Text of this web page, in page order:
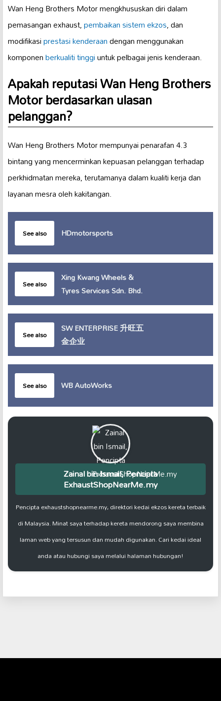
Wan Heng Brothers Motor mengkhususkan diri dalam
pemasangan exhaust,pembaikan sistem ekzos, dan
modifikasiprestasi kenderaandengan menggunakan
komponenberkualiti tinggiuntuk pelbagai jenis kenderaan.
Apakah reputasi Wan Heng Brothers
Motor berdasarkan ulasan
pelanggan?
Wan Heng Brothers Motor mempunyai penarafan 4.3
bintang yang mencerminkan kepuasan pelanggan terhadap
perkhidmatan mereka, terutamanya dalam kualiti kerja dan
layanan mesra oleh kakitangan.
See also HDmotorsports
See also
Xing Kwang Wheels &
Tyres Services Sdn. Bhd.
See also
SW ENTERPRISE 升旺五
金企业
See also WB AutoWorks
Zainal bin Ismail, Pencipta
ExhaustShopNearMe.my
Pencipta exhaustshopnearme.my, direktori kedai ekzos kereta terbaik
di Malaysia. Minat saya terhadap kereta mendorong saya membina
laman web yang tersusun dan mudah digunakan. Cari kedai ideal
anda atau hubungi saya melalui halaman hubungan!